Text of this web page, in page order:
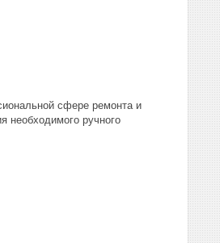
сфере ремонта и
необходимого ручного